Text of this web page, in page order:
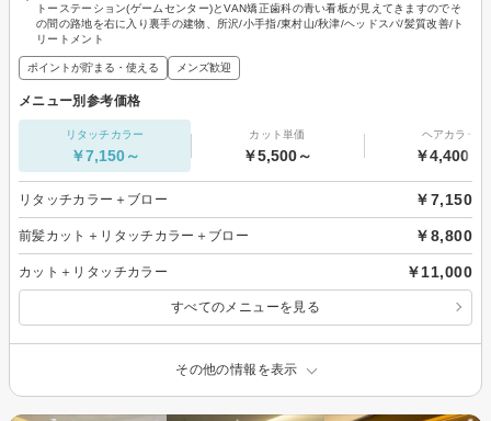
トーステーション(ゲームセンター)とVAN矯正歯科の青い看板が見えてきますのでそ
の間の路地を右に入り裏手の建物、所沢/小手指/東村山/秋津/ヘッドスパ/髪質改善/ト
リートメント
ポイントが貯まる・使える メンズ歓迎
メニュー別参考価格
リタッチカラー
￥7,150～
カット単価
￥5,500～
ヘアカラー
￥4,400～
リタッチカラー＋ブロー ￥7,150
前髪カット＋リタッチカラー＋ブロー ￥8,800
カット＋リタッチカラー ￥11,000
すべてのメニューを見る
その他の情報を表示